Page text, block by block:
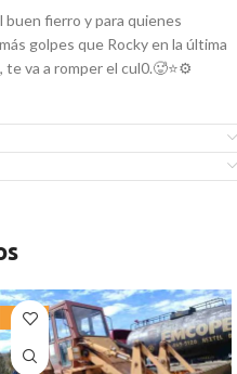
buen fierro y para quienes
golpes que Rocky en la última
te va a romper el cul0.🥵⭐⚙️
-25%